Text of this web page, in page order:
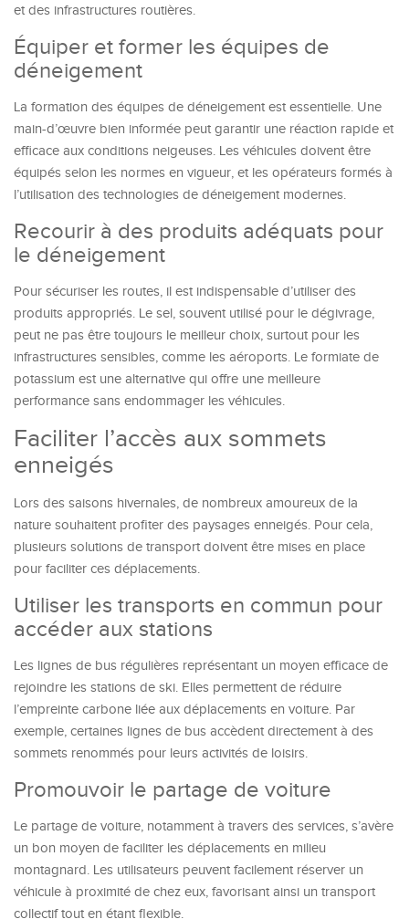
et des infrastructures routières.
Équiper et former les équipes de
déneigement
La formation des équipes de déneigement est essentielle. Une
main-d’œuvre bien informée peut garantir une réaction rapide et
efficace aux conditions neigeuses. Les véhicules doivent être
équipés selon les normes en vigueur, et les opérateurs formés à
l’utilisation des technologies de déneigement modernes.
Recourir à des produits adéquats pour
le déneigement
Pour sécuriser les routes, il est indispensable d’utiliser des
produits appropriés. Le sel, souvent utilisé pour le dégivrage,
peut ne pas être toujours le meilleur choix, surtout pour les
infrastructures sensibles, comme les aéroports. Le formiate de
potassium est une alternative qui offre une meilleure
performance sans endommager les véhicules.
Faciliter l’accès aux sommets
enneigés
Lors des saisons hivernales, de nombreux amoureux de la
nature souhaitent profiter des paysages enneigés. Pour cela,
plusieurs solutions de transport doivent être mises en place
pour faciliter ces déplacements.
Utiliser les transports en commun pour
accéder aux stations
Les lignes de bus régulières représentant un moyen efficace de
rejoindre les stations de ski. Elles permettent de réduire
l’empreinte carbone liée aux déplacements en voiture. Par
exemple, certaines lignes de bus accèdent directement à des
sommets renommés pour leurs activités de loisirs.
Promouvoir le partage de voiture
Le partage de voiture, notamment à travers des services, s’avère
un bon moyen de faciliter les déplacements en milieu
montagnard. Les utilisateurs peuvent facilement réserver un
véhicule à proximité de chez eux, favorisant ainsi un transport
collectif tout en étant flexible.